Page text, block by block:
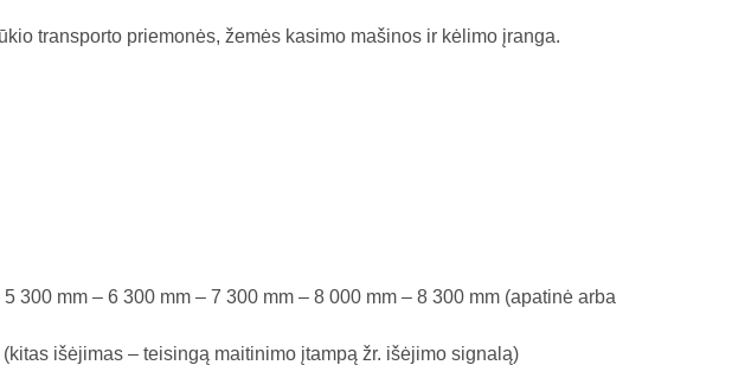
transporto priemonės, žemės kasimo mašinos ir kėlimo įranga.
300 mm – 6 300 mm – 7 300 mm – 8 000 mm – 8 300 mm (apatinė arba
išėjimas – teisingą maitinimo įtampą žr. išėjimo signalą)